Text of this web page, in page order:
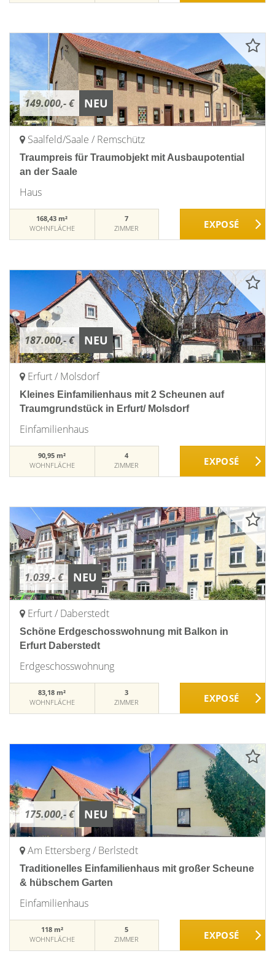
149.000,- € NEU
Saalfeld/Saale / Remschütz
Traumpreis für Traumobjekt mit Ausbaupotential
an der Saale
Haus
168,43 m²
WOHNFLÄCHE
7
ZIMMER
187.000,- € NEU
Erfurt / Molsdorf
Kleines Einfamilienhaus mit 2 Scheunen auf
Traumgrundstück in Erfurt/ Molsdorf
Einfamilienhaus
90,95 m²
WOHNFLÄCHE
4
ZIMMER
1.039,- € NEU
Erfurt / Daberstedt
Schöne Erdgeschosswohnung mit Balkon in
Erfurt Daberstedt
Erdgeschosswohnung
83,18 m²
WOHNFLÄCHE
3
ZIMMER
175.000,- € NEU
Am Ettersberg / Berlstedt
Traditionelles Einfamilienhaus mit großer Scheune
& hübschem Garten
Einfamilienhaus
118 m²
WOHNFLÄCHE
5
ZIMMER